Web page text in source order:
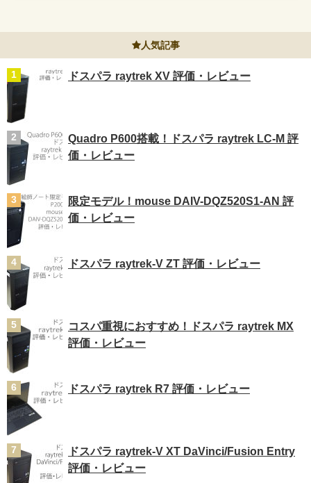
人気記事
ドスパラ raytrek XV 評価・レビュー
Quadro P600搭載！ドスパラ raytrek LC-M 評
価・レビュー
限定モデル！mouse DAIV-DQZ520S1-AN 評
価・レビュー
ドスパラ raytrek-V ZT 評価・レビュー
コスパ重視におすすめ！ドスパラ raytrek MX
評価・レビュー
ドスパラ raytrek R7 評価・レビュー
ドスパラ raytrek-V XT DaVinci/Fusion Entry
評価・レビュー